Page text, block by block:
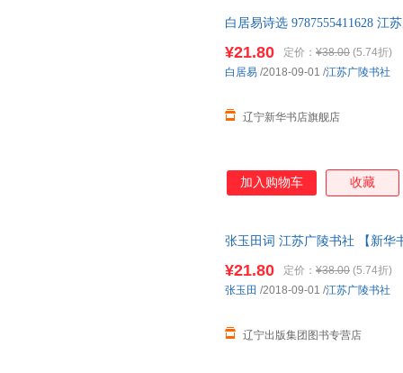
白居易诗选 9787555411628 江
¥21.80 定价： ¥38.00 (5.74折)
辽宁新华书店旗舰店
白居易 /2018-09-01 /江苏广陵书社
加入购物车 收藏
张玉田词 江苏广陵书社 【新华
¥21.80 定价： ¥38.00 (5.74折)
辽宁出版集团图书专营店
张玉田 /2018-09-01 /江苏广陵书社